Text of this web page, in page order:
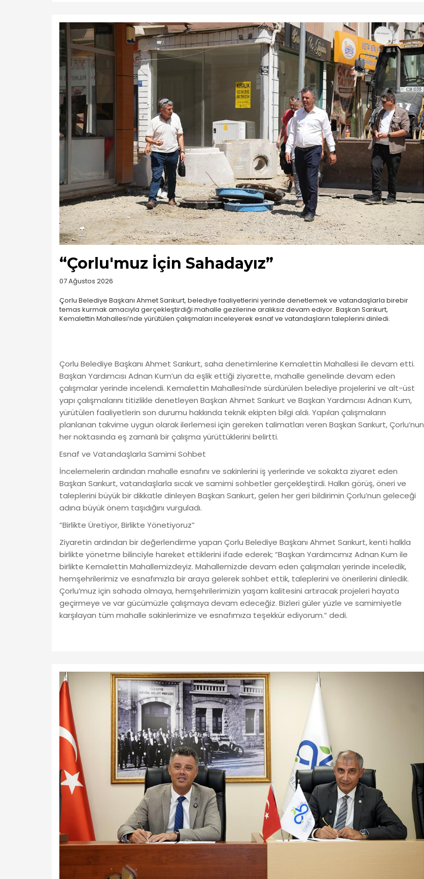
“Çorlu'muz İçin Sahadayız”
07 Ağustos 2026
Çorlu Belediye Başkanı Ahmet Sarıkurt, belediye faaliyetlerini yerinde denetlemek ve vatandaşlarla birebir
temas kurmak amacıyla gerçekleştirdiği mahalle gezilerine aralıksız devam ediyor. Başkan Sarıkurt,
Kemalettin Mahallesi’nde yürütülen çalışmaları inceleyerek esnaf ve vatandaşların taleplerini dinledi.
Çorlu Belediye Başkanı Ahmet Sarıkurt, saha denetimlerine Kemalettin Mahallesi ile devam etti.
Başkan Yardımcısı Adnan Kum’un da eşlik ettiği ziyarette, mahalle genelinde devam eden
çalışmalar yerinde incelendi. Kemalettin Mahallesi’nde sürdürülen belediye projelerini ve alt-üst
yapı çalışmalarını titizlikle denetleyen Başkan Ahmet Sarıkurt ve Başkan Yardımcısı Adnan Kum,
yürütülen faaliyetlerin son durumu hakkında teknik ekipten bilgi aldı. Yapılan çalışmaların
planlanan takvime uygun olarak ilerlemesi için gereken talimatları veren Başkan Sarıkurt, Çorlu’nun
her noktasında eş zamanlı bir çalışma yürüttüklerini belirtti.
Esnaf ve Vatandaşlarla Samimi Sohbet
İncelemelerin ardından mahalle esnafını ve sakinlerini iş yerlerinde ve sokakta ziyaret eden
Başkan Sarıkurt, vatandaşlarla sıcak ve samimi sohbetler gerçekleştirdi. Halkın görüş, öneri ve
taleplerini büyük bir dikkatle dinleyen Başkan Sarıkurt, gelen her geri bildirimin Çorlu’nun geleceği
adına büyük önem taşıdığını vurguladı.
“Birlikte Üretiyor, Birlikte Yönetiyoruz”
Ziyaretin ardından bir değerlendirme yapan Çorlu Belediye Başkanı Ahmet Sarıkurt, kenti halkla
birlikte yönetme bilinciyle hareket ettiklerini ifade ederek; “Başkan Yardımcımız Adnan Kum ile
birlikte Kemalettin Mahallemizdeyiz. Mahallemizde devam eden çalışmaları yerinde inceledik,
hemşehrilerimiz ve esnafımızla bir araya gelerek sohbet ettik, taleplerini ve önerilerini dinledik.
Çorlu’muz için sahada olmaya, hemşehrilerimizin yaşam kalitesini artıracak projeleri hayata
geçirmeye ve var gücümüzle çalışmaya devam edeceğiz. Bizleri güler yüzle ve samimiyetle
karşılayan tüm mahalle sakinlerimize ve esnafımıza teşekkür ediyorum.” dedi.